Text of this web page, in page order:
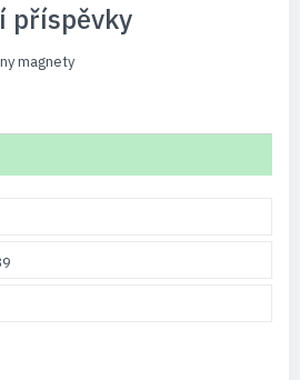
příspěvky
magnety